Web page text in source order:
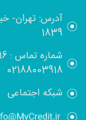
آدرس: تهران-
1839
شماره تماس :
02188003918
شبکه اجتماعی